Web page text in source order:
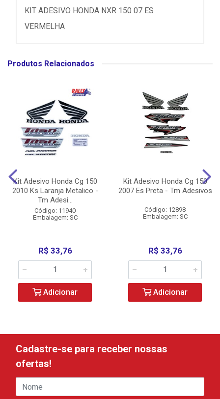
KIT ADESIVO HONDA NXR 150 07 ES
VERMELHA
Produtos Relacionados
Kit Adesivo Honda Cg 150
2010 Ks Laranja Metalico -
Tm Adesi...
Código: 11940
Embalagem: SC
R$ 33,76
Adicionar
Kit Adesivo Honda Cg 150
2007 Es Preta - Tm Adesivos
Código: 12898
Embalagem: SC
R$ 33,76
Adicionar
Cadastre-se para receber nossas
ofertas!